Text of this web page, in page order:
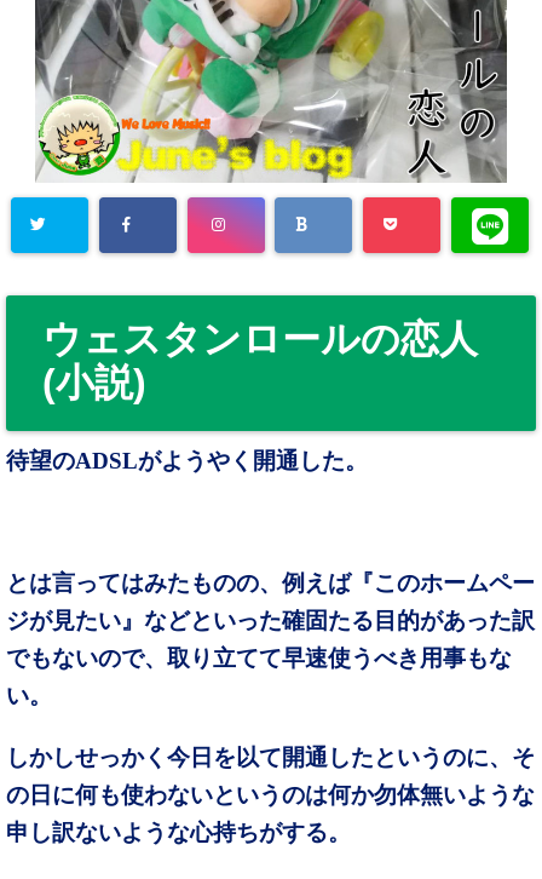
ウェスタンロールの恋人
(小説)
待望のADSLがようやく開通した。
とは言ってはみたものの、例えば『このホームペー
ジが見たい』などといった確固たる目的があった訳
でもないので、取り立てて早速使うべき用事もな
い。
しかしせっかく今日を以て開通したというのに、そ
の日に何も使わないというのは何か勿体無いような
申し訳ないような心持ちがする。